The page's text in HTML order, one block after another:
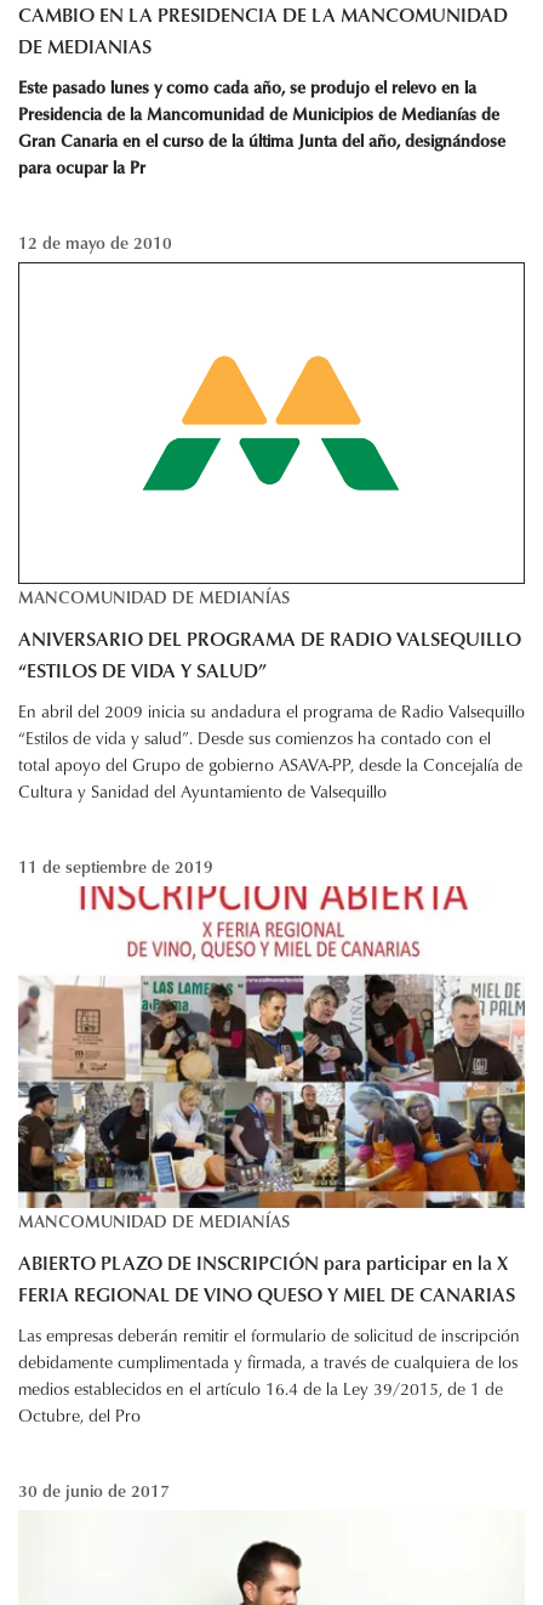
CAMBIO EN LA PRESIDENCIA DE LA MANCOMUNIDAD
DE MEDIANIAS
Este pasado lunes y como cada año, se produjo el relevo en la
Presidencia de la Mancomunidad de Municipios de Medianías de
Gran Canaria en el curso de la última Junta del año, designándose
para ocupar la Pr
12 de mayo de 2010
MANCOMUNIDAD DE MEDIANÍAS
ANIVERSARIO DEL PROGRAMA DE RADIO VALSEQUILLO
“ESTILOS DE VIDA Y SALUD”
En abril del 2009 inicia su andadura el programa de Radio Valsequillo
“Estilos de vida y salud”. Desde sus comienzos ha contado con el
total apoyo del Grupo de gobierno ASAVA-PP, desde la Concejalía de
Cultura y Sanidad del Ayuntamiento de Valsequillo
11 de septiembre de 2019
MANCOMUNIDAD DE MEDIANÍAS
ABIERTO PLAZO DE INSCRIPCIÓN para participar en la X
FERIA REGIONAL DE VINO QUESO Y MIEL DE CANARIAS
Las empresas deberán remitir el formulario de solicitud de inscripción
debidamente cumplimentada y firmada, a través de cualquiera de los
medios establecidos en el artículo 16.4 de la Ley 39/2015, de 1 de
Octubre, del Pro
30 de junio de 2017